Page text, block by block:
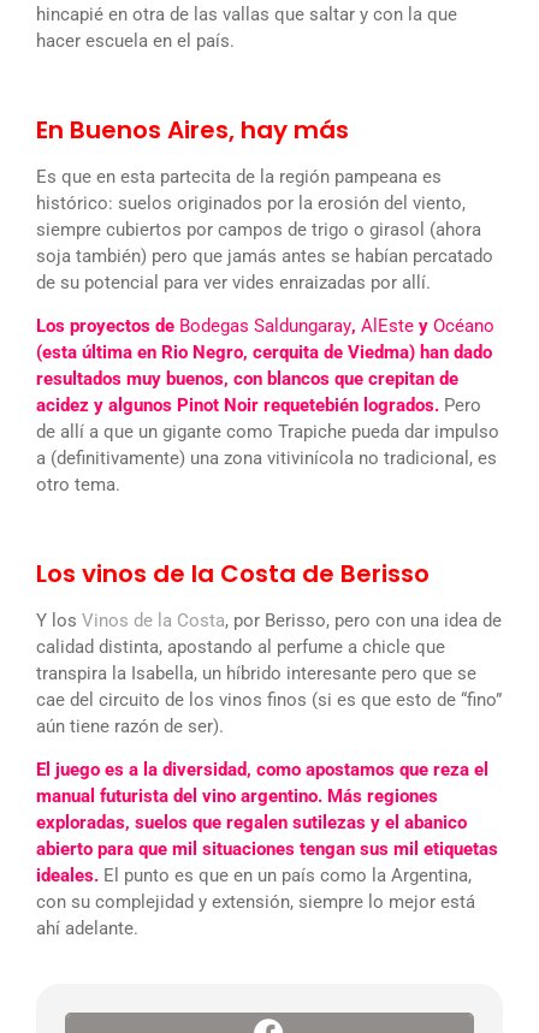
hincapié en otra de las vallas que saltar y con la que
hacer escuela en el país.
En Buenos Aires, hay más
Es que en esta partecita de la región pampeana es
histórico: suelos originados por la erosión del viento,
siempre cubiertos por campos de trigo o girasol (ahora
soja también) pero que jamás antes se habían percatado
de su potencial para ver vides enraizadas por allí.
Los proyectos de Bodegas Saldungaray, AlEste y Océano
(esta última en Rio Negro, cerquita de Viedma) han dado
resultados muy buenos, con blancos que crepitan de
acidez y algunos Pinot Noir requetebién logrados. Pero
de allí a que un gigante como Trapiche pueda dar impulso
a (definitivamente) una zona vitivinícola no tradicional, es
otro tema.
Los vinos de la Costa de Berisso
Y los Vinos de la Costa, por Berisso, pero con una idea de
calidad distinta, apostando al perfume a chicle que
transpira la Isabella, un híbrido interesante pero que se
cae del circuito de los vinos finos (si es que esto de “fino”
aún tiene razón de ser).
El juego es a la diversidad, como apostamos que reza el
manual futurista del vino argentino. Más regiones
exploradas, suelos que regalen sutilezas y el abanico
abierto para que mil situaciones tengan sus mil etiquetas
ideales. El punto es que en un país como la Argentina,
con su complejidad y extensión, siempre lo mejor está
ahí adelante.